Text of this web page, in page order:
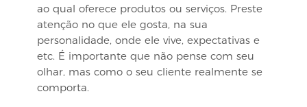
ao qual oferece produtos ou serviços. Preste
atenção no que ele gosta, na sua
personalidade, onde ele vive, expectativas e
etc. É importante que não pense com seu
olhar, mas como o seu cliente realmente se
comporta.